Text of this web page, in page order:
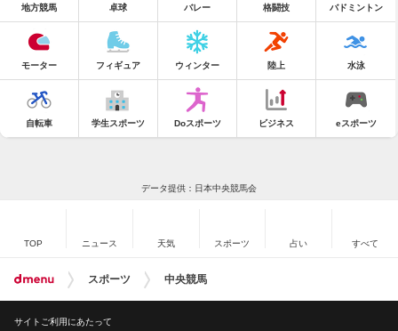
地方競馬 卓球 バレー 格闘技 バドミントン
モーター フィギュア ウィンター 陸上 水泳
自転車 学生スポーツ Doスポーツ ビジネス eスポーツ
データ提供：日本中央競馬会
TOP ニュース 天気 スポーツ 占い すべて
スポーツ 中央競馬
サイトご利用にあたって